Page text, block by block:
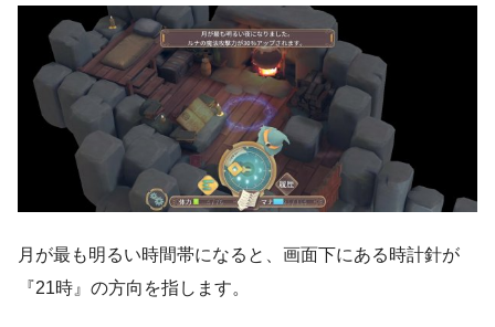
月が最も明るい時間帯になると、画面下にある時計針が
『21時』の方向を指します。